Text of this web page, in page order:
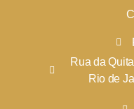
Rua da
Rio de